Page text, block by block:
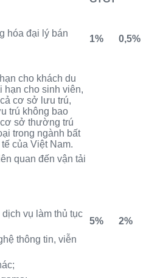
hóa đại lý bán
1% 0,5%
cho khách du
hạn cho sinh viên,
cơ sở lưu trú,
trú không bao
sở thường trú
trong ngành bất
của Việt Nam.
quan đến vận tải
vụ làm thủ tục
thông tin, viễn
5% 2%